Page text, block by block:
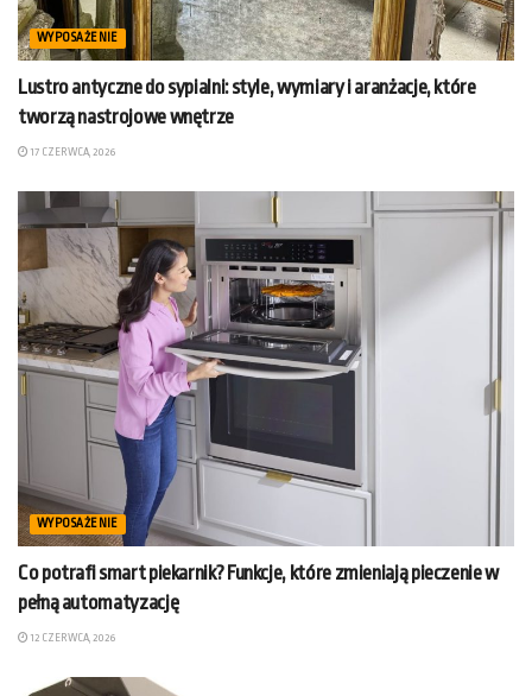
WYPOSAŻENIE
Lustro antyczne do sypialni: style, wymiary i aranżacje, które
tworzą nastrojowe wnętrze
17 CZERWCA, 2026
WYPOSAŻENIE
Co potrafi smart piekarnik? Funkcje, które zmieniają pieczenie w
pełną automatyzację
12 CZERWCA, 2026